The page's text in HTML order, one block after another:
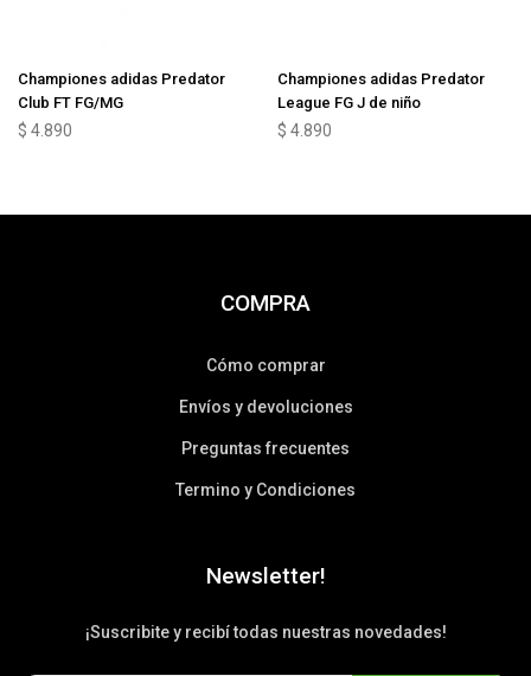
Championes adidas Predator
Club FT FG/MG
$ 4.890
Championes adidas Predator
League FG J de niño
$ 4.890
COMPRA
Cómo comprar
Envíos y devoluciones
Preguntas frecuentes
Termino y Condiciones
Newsletter!
¡Suscribite y recibí todas nuestras novedades!